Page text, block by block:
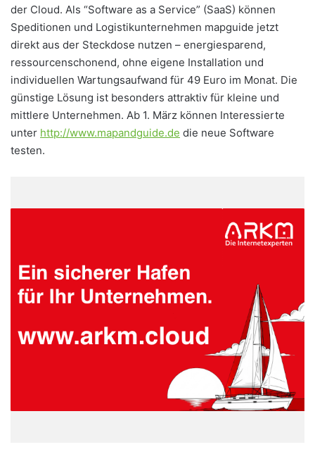
der Cloud. Als “Software as a Service” (SaaS) können
Speditionen und Logistikunternehmen mapguide jetzt
direkt aus der Steckdose nutzen – energiesparend,
ressourcenschonend, ohne eigene Installation und
individuellen Wartungsaufwand für 49 Euro im Monat. Die
günstige Lösung ist besonders attraktiv für kleine und
mittlere Unternehmen. Ab 1. März können Interessierte
unter http://www.mapandguide.de die neue Software
testen.